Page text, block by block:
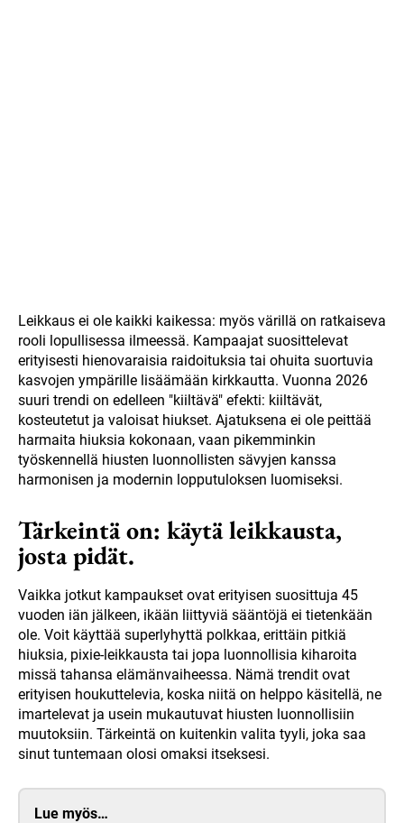
Leikkaus ei ole kaikki kaikessa: myös värillä on ratkaiseva
rooli lopullisessa ilmeessä. Kampaajat suosittelevat
erityisesti hienovaraisia raidoituksia tai ohuita suortuvia
kasvojen ympärille lisäämään kirkkautta. Vuonna 2026
suuri trendi on edelleen "kiiltävä" efekti: kiiltävät,
kosteutetut ja valoisat hiukset. Ajatuksena ei ole peittää
harmaita hiuksia kokonaan, vaan pikemminkin
työskennellä hiusten luonnollisten sävyjen kanssa
harmonisen ja modernin lopputuloksen luomiseksi.
Tärkeintä on: käytä leikkausta,
josta pidät.
Vaikka jotkut kampaukset ovat erityisen suosittuja 45
vuoden iän jälkeen, ikään liittyviä sääntöjä ei tietenkään
ole. Voit käyttää superlyhyttä polkkaa, erittäin pitkiä
hiuksia, pixie-leikkausta tai jopa luonnollisia kiharoita
missä tahansa elämänvaiheessa. Nämä trendit ovat
erityisen houkuttelevia, koska niitä on helppo käsitellä, ne
imartelevat ja usein mukautuvat hiusten luonnollisiin
muutoksiin. Tärkeintä on kuitenkin valita tyyli, joka saa
sinut tuntemaan olosi omaksi itseksesi.
Lue myös…